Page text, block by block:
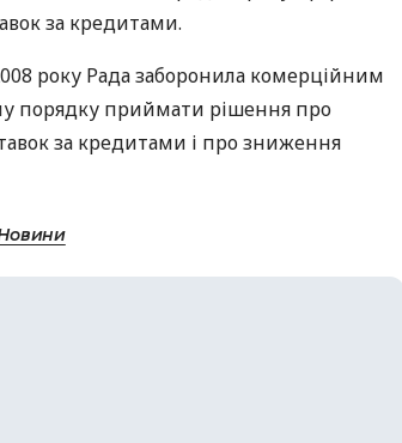
за кредитами.
року Рада заборонила комерційним
порядку приймати рішення про
за кредитами і про зниження
Новини